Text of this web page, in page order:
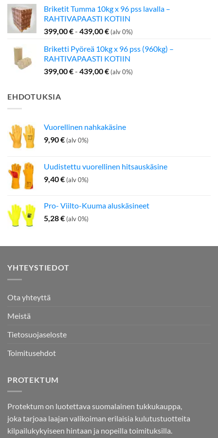
oli:
199,00 €.
on:
142,50 €.
Briketit Tumma 10kg x 96 pss lavalla –
RAHTIVAPAASTI KOTIIN
399,00€- 439,00€ (alv 0%)
Briketti Pyöreä 10kg x 96 pss (960kg) –
RAHTIVAPAASTI KOTIIN
399,00€- 439,00€ (alv 0%)
EHDOTUKSIA
Vuorellinen nahkakäsine
9,90€ (alv 0%)
Uudistettu vuorellinen hitsauskäsine
9,40€ (alv 0%)
Pro- Viilto-Kuuma aluskäsineet
5,28€ (alv 0%)
YHTEYSTIEDOT
Ota yhteyttä
Meistä
Tietosuojaseloste
Toimitusehdot
PROTEKTUM
Protektum on luotettava suomalainen tukkukauppa,
joka tarjoaa laajan valikoiman erilaisia kulutustuotteita
kilpailukykyiseen hintaan ja nopeilla toimituksilla.